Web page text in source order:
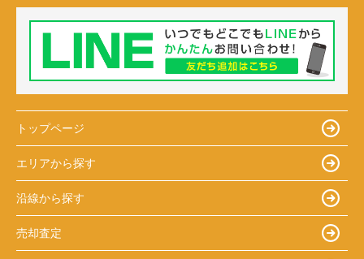
トップページ
エリアから探す
沿線から探す
売却査定